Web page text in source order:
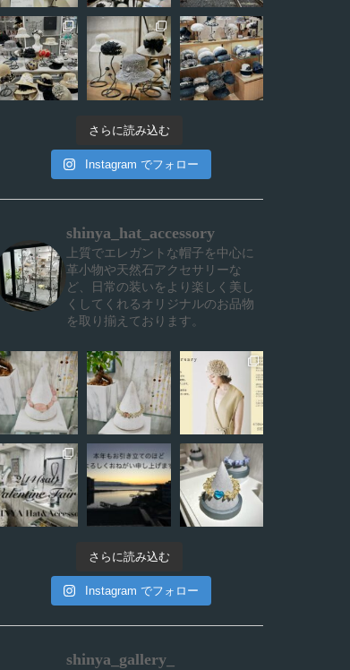
さらに読み込む
Instagram でフォロー
shinya_hat_accessory
上質でエレガントな帽子を中心に
革小物や天然石アクセサリーな
ど、日常の装いをより楽しく美し
くしてくれるオリジナルのお品物
を取り揃えております。
さらに読み込む
Instagram でフォロー
shinya_gallery_